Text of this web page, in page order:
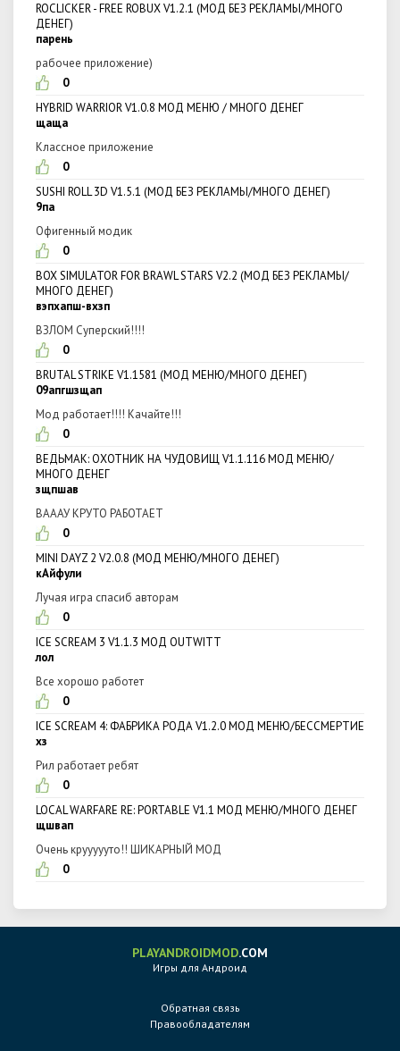
ROCLICKER - FREE ROBUX V1.2.1 (МОД БЕЗ РЕКЛАМЫ/МНОГО
ДЕНЕГ)
парень
рабочее приложение)
0
HYBRID WARRIOR V1.0.8 МОД МЕНЮ / МНОГО ДЕНЕГ
щаща
Классное приложение
0
SUSHI ROLL 3D V1.5.1 (МОД БЕЗ РЕКЛАМЫ/МНОГО ДЕНЕГ)
9па
Офигенный модик
0
BOX SIMULATOR FOR BRAWL STARS V2.2 (МОД БЕЗ РЕКЛАМЫ/
МНОГО ДЕНЕГ)
вэпхапш-вхзп
ВЗЛОМ Суперский!!!!
0
BRUTAL STRIKE V1.1581 (МОД МЕНЮ/МНОГО ДЕНЕГ)
09апгшзщап
Мод работает!!!! Качайте!!!
0
ВЕДЬМАК: ОХОТНИК НА ЧУДОВИЩ V1.1.116 МОД МЕНЮ/
МНОГО ДЕНЕГ
зщпшав
ВАААУ КРУТО РАБОТАЕТ
0
MINI DAYZ 2 V2.0.8 (МОД МЕНЮ/МНОГО ДЕНЕГ)
кАйфули
Лучая игра спасиб авторам
0
ICE SCREAM 3 V1.1.3 МОД OUTWITT
лол
Все хорошо работет
0
ICE SCREAM 4: ФАБРИКА РОДА V1.2.0 МОД МЕНЮ/БЕССМЕРТИЕ
хз
Рил работает ребят
0
LOCAL WARFARE RE: PORTABLE V1.1 МОД МЕНЮ/МНОГО ДЕНЕГ
щшвап
Очень круууууто!! ШИКАРНЫЙ МОД
0
PLAYANDROIDMOD.COM
Игры для Андроид
Обратная связь
Правообладателям